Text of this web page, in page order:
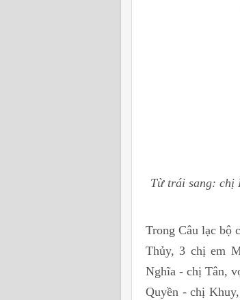
Từ trái sang: chị
Trong Câu lạc bộ
Thủy, 3 chị em
Nghĩa - chị Tân,
Quyền - chị